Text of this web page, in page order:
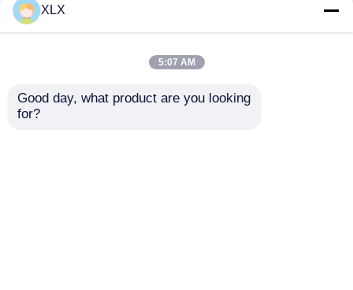
ডিএমএফ
মেলামাইন
XLX
5:07 AM
Good day, what product are you looking
for?